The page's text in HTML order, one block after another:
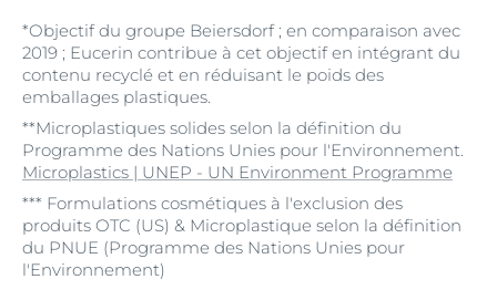
*Objectif du groupe Beiersdorf ; en comparaison avec
2019 ; Eucerin contribue à cet objectif en intégrant du
contenu recyclé et en réduisant le poids des
emballages plastiques.
**Microplastiques solides selon la définition du
Programme des Nations Unies pour l'Environnement.
Microplastics | UNEP - UN Environment Programme
*** Formulations cosmétiques à l'exclusion des
produits OTC (US) & Microplastique selon la définition
du PNUE (Programme des Nations Unies pour
l'Environnement)